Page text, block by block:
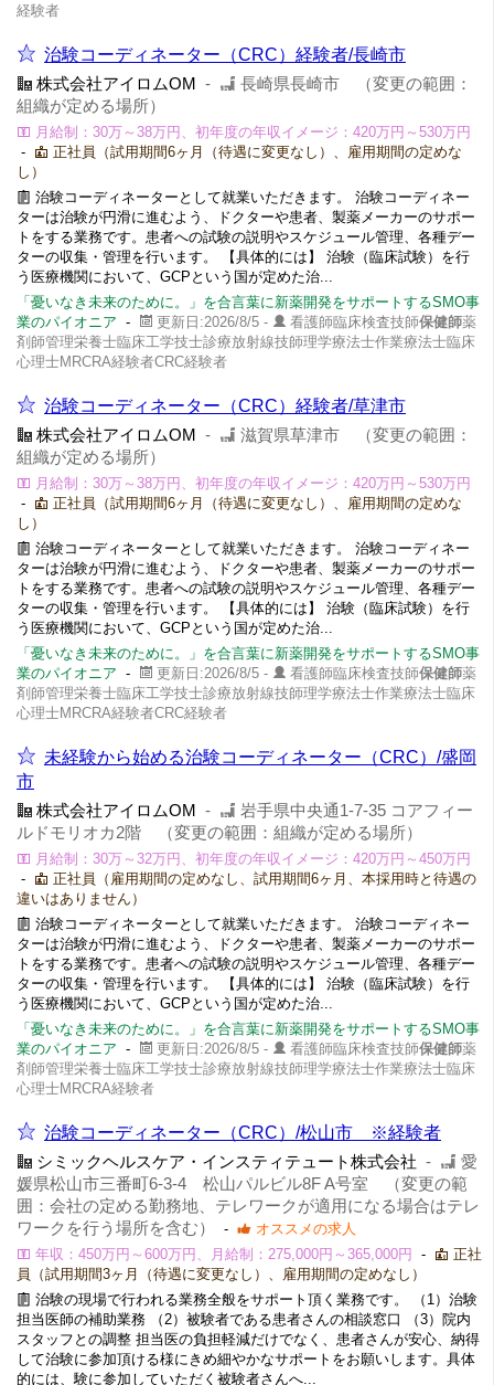
経験者
治験コーディネーター（CRC）経験者/長崎市
株式会社アイロムOM -
長崎県長崎市 （変更の範囲：
組織が定める場所）
月給制：30万～38万円、初年度の年収イメージ：420万円～530万円
-
正社員（試用期間6ヶ月（待遇に変更なし）、雇用期間の定めな
し）
治験コーディネーターとして就業いただきます。 治験コーディネー
ターは治験が円滑に進むよう、ドクターや患者、製薬メーカーのサポー
トをする業務です。患者への試験の説明やスケジュール管理、各種デー
ターの収集・管理を行います。 【具体的には】 治験（臨床試験）を行
う医療機関において、GCPという国が定めた治...
「憂いなき未来のために。」を合言葉に新薬開発をサポートするSMO事
業のパイオニア - 更新日:2026/8/5 - 看護師臨床検査技師保健師薬
剤師管理栄養士臨床工学技士診療放射線技師理学療法士作業療法士臨床
心理士MRCRA経験者CRC経験者
治験コーディネーター（CRC）経験者/草津市
株式会社アイロムOM -
滋賀県草津市 （変更の範囲：
組織が定める場所）
月給制：30万～38万円、初年度の年収イメージ：420万円～530万円
-
正社員（試用期間6ヶ月（待遇に変更なし）、雇用期間の定めな
し）
治験コーディネーターとして就業いただきます。 治験コーディネー
ターは治験が円滑に進むよう、ドクターや患者、製薬メーカーのサポー
トをする業務です。患者への試験の説明やスケジュール管理、各種デー
ターの収集・管理を行います。 【具体的には】 治験（臨床試験）を行
う医療機関において、GCPという国が定めた治...
「憂いなき未来のために。」を合言葉に新薬開発をサポートするSMO事
業のパイオニア - 更新日:2026/8/5 - 看護師臨床検査技師保健師薬
剤師管理栄養士臨床工学技士診療放射線技師理学療法士作業療法士臨床
心理士MRCRA経験者CRC経験者
未経験から始める治験コーディネーター（CRC）/盛岡
市
株式会社アイロムOM -
岩手県中央通1-7-35 コアフィー
ルドモリオカ2階 （変更の範囲：組織が定める場所）
月給制：30万～32万円、初年度の年収イメージ：420万円～450万円
-
正社員（雇用期間の定めなし、試用期間6ヶ月、本採用時と待遇の
違いはありません）
治験コーディネーターとして就業いただきます。 治験コーディネー
ターは治験が円滑に進むよう、ドクターや患者、製薬メーカーのサポー
トをする業務です。患者への試験の説明やスケジュール管理、各種デー
ターの収集・管理を行います。 【具体的には】 治験（臨床試験）を行
う医療機関において、GCPという国が定めた治...
「憂いなき未来のために。」を合言葉に新薬開発をサポートするSMO事
業のパイオニア - 更新日:2026/8/5 - 看護師臨床検査技師保健師薬
剤師管理栄養士臨床工学技士診療放射線技師理学療法士作業療法士臨床
心理士MRCRA経験者
治験コーディネーター（CRC）/松山市 ※経験者
シミックヘルスケア・インスティテュート株式会社 -
愛
媛県松山市三番町6-3-4 松山パルビル8F A号室 （変更の範
囲：会社の定める勤務地、テレワークが適用になる場合はテレ
ワークを行う場所を含む）
-
オススメの求人
年収：450万円～600万円、月給制：275,000円～365,000円
-
正社
員（試用期間3ヶ月（待遇に変更なし）、雇用期間の定めなし）
治験の現場で行われる業務全般をサポート頂く業務です。 （1）治験
担当医師の補助業務 （2）被験者である患者さんの相談窓口 （3）院内
スタッフとの調整 担当医の負担軽減だけでなく、患者さんが安心、納得
して治験に参加頂ける様にきめ細やかなサポートをお願いします。具体
的には、験に参加していただく被験者さんへ...